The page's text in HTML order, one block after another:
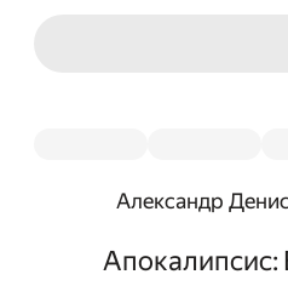
Александр
Апокалипсис: